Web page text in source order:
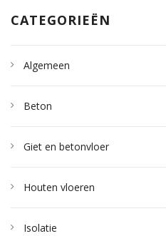
CATEGORIEËN
Algemeen
Beton
Giet en betonvloer
Houten vloeren
Isolatie